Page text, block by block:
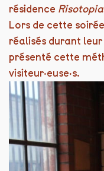
résidence Risotopia
Lors de cette
réalisés durant
présenté cette
visiteur·euse·s.